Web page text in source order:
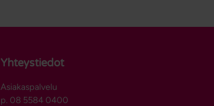
Yhteystiedot
Asiakaspalvelu
p. 08 5584 0400